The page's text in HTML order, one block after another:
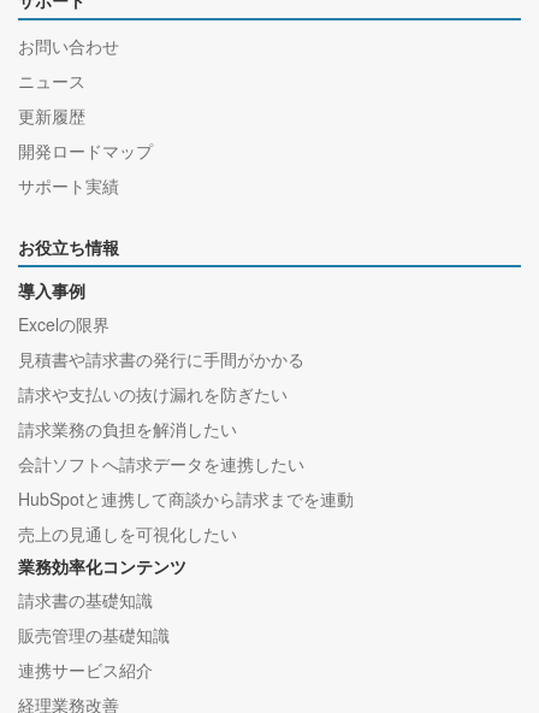
お問い合わせ
ニュース
更新履歴
開発ロードマップ
サポート実績
お役立ち情報
導入事例
Excelの限界
見積書や請求書の発行に手間がかかる
請求や支払いの抜け漏れを防ぎたい
請求業務の負担を解消したい
会計ソフトへ請求データを連携したい
HubSpotと連携して商談から請求までを連動
売上の見通しを可視化したい
業務効率化コンテンツ
請求書の基礎知識
販売管理の基礎知識
連携サービス紹介
経理業務改善